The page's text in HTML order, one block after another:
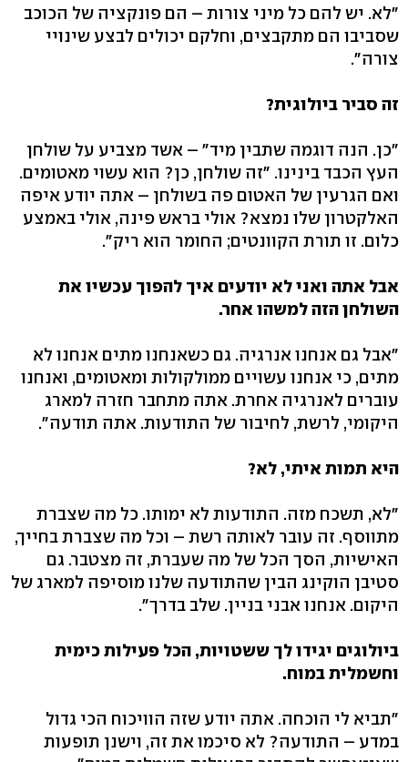
"לא. יש להם כל מיני צורות – הם פונקציה של הכוכב
שסביבו הם מתקבצים, וחלקם יכולים לבצע שינויי
צורה".
זה סביר ביולוגית?
"כן. הנה דוגמה שתבין מיד" – אשד מצביע על שולחן
העץ הכבד בינינו. "זה שולחן, כן? הוא עשוי מאטומים.
ואם הגרעין של האטום פה בשולחן – אתה יודע איפה
האלקטרון שלו נמצא? אולי בראש פינה, אולי באמצע
כלום. זו תורת הקוונטים; החומר הוא ריק".
אבל אתה ואני לא יודעים איך להפוך עכשיו את
השולחן הזה למשהו אחר.
"אבל גם אנחנו אנרגיה. גם כשאנחנו מתים אנחנו לא
מתים, כי אנחנו עשויים ממולקולות ומאטומים, ואנחנו
עוברים לאנרגיה אחרת. אתה מתחבר חזרה למארג
היקומי, לרשת, לחיבור של התודעות. אתה תודעה".
היא תמות איתי, לא?
"לא, תשכח מזה. התודעות לא ימותו. כל מה שצברת
מתווסף. זה עובר לאותה רשת – וכל מה שצברת בחייך,
האישיות, הסך הכל של מה שעברת, זה מצטבר. גם
סטיבן הוקינג הבין שהתודעה שלנו מוסיפה למארג של
היקום. אנחנו אבני בניין. שלב בדרך".
ביולוגים יגידו לך ששטויות, הכל פעילות כימית
וחשמלית במוח.
"תביא לי הוכחה. אתה יודע שזה הוויכוח הכי גדול
במדע – התודעה? לא סיכמו את זה, וישנן תופעות